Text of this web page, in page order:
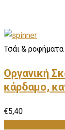
Τσάι & ροφήματα
Οργανική
κάρδαμο,
€5,40